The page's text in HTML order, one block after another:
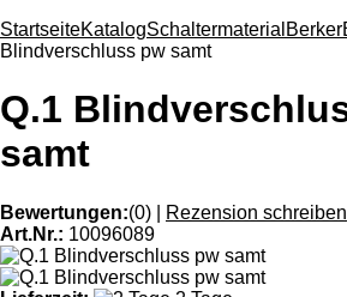
StartseiteKatalogSchaltermaterial Berker
Blindverschluss pw samt
Q.1
samt
Bewertungen:(0)
Rezension schreiben
Art.Nr.: 10096089